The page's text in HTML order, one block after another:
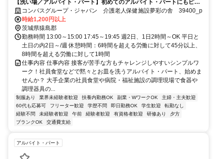
【洗い場／アルバイト・パート】初めてのアルバイト・パートにもピッ
タリ！未経験歓迎♪
コンパスグループ・ジャパン 介護老人保健施設夢彩の舎 39400_p
時給1,200円以上
茨城県猿島郡
勤務時間 13:00～15:00 17:45～19:45 週2日、1日2時間～OK 平日と
土日の内2日～/週 休憩時間：6時間を超える労働に対して45分以上、
8時間を超える労働に対して1時間
仕事内容 仕事内容 接客が苦手な方もチャレンジしやすいシンプルワ
ーク！社員食堂などで黙々とお皿を洗うアルバイト・パート、始めま
せんか？ 大手企業の社員食堂や病院・福祉施設の調理現場で食器や
調理器具の...
制服あり 業界未経験者歓迎 扶養内勤務OK 副業・WワークOK
主婦・主夫歓迎
60代も応募可
フリーター歓迎 学歴不問 即日勤務OK 学生歓迎
転勤なし
経験不問
未経験者歓迎 午前 経験者歓迎 有資格者歓迎 研修あり
夕方
ブランクOK
交通費支給
アルバイト・パート